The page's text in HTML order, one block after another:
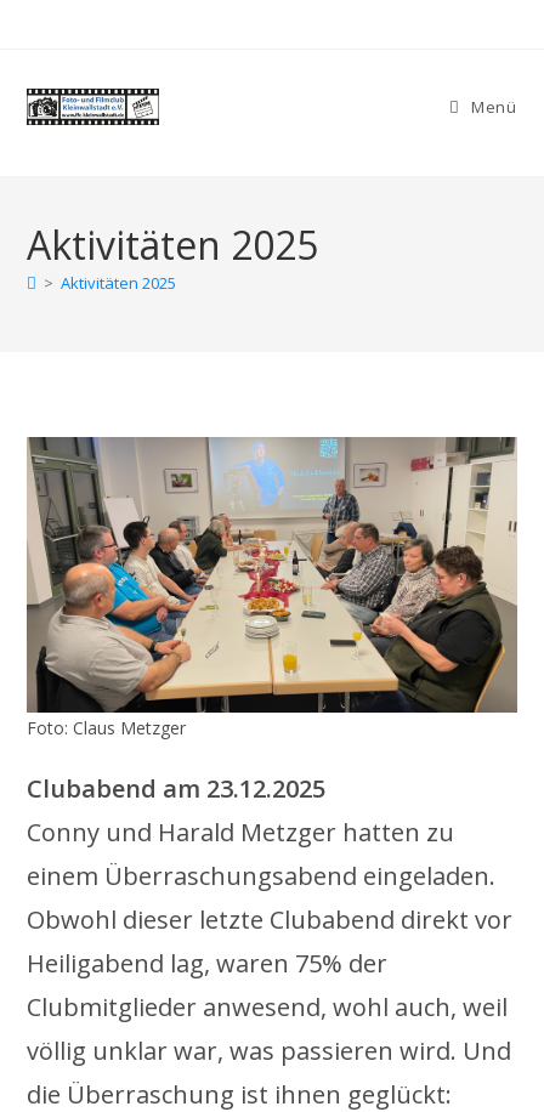
Menü
Aktivitäten 2025
> Aktivitäten 2025
Foto: Claus Metzger
Clubabend am 23.12.2025
Conny und Harald Metzger hatten zu
einem Überraschungsabend eingeladen.
Obwohl dieser letzte Clubabend direkt vor
Heiligabend lag, waren 75% der
Clubmitglieder anwesend, wohl auch, weil
völlig unklar war, was passieren wird. Und
die Überraschung ist ihnen geglückt: